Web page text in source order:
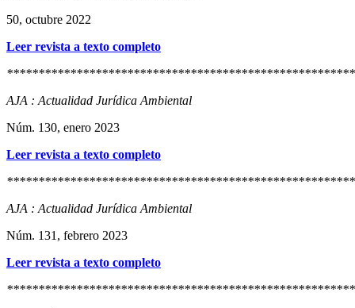
50, octubre 2022
Leer revista a texto completo
AJA : Actualidad Jurídica Ambiental
Núm. 130, enero 2023
Leer revista a texto completo
AJA : Actualidad Jurídica Ambiental
Núm. 131, febrero 2023
Leer revista a texto completo